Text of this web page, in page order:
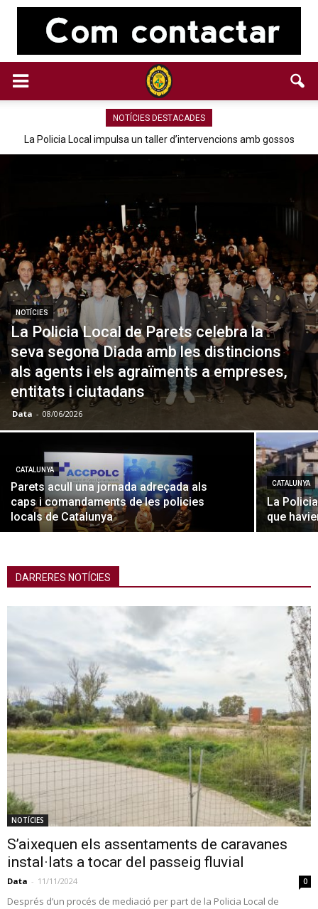
NOTÍCIES DESTACADES
La Policia Local impulsa un taller d’intervencions amb gossos
NOTÍCIES
La Policia Local de Parets celebra la
seva segona Diada amb les distincions
als agents i els agraïments a empreses,
entitats i ciutadans
Data - 08/06/2026
CATALUNYA
Parets acull una jornada adreçada als
caps i comandaments de les policies
locals de Catalunya
CATALUNYA
La
que
DARRERES NOTÍCIES
NOTÍCIES
S’aixequen els assentaments de caravanes
instal·lats a tocar del passeig fluvial
Data - 11/11/2024 0
Després d’un procés de mediació per part de la Policia Local de